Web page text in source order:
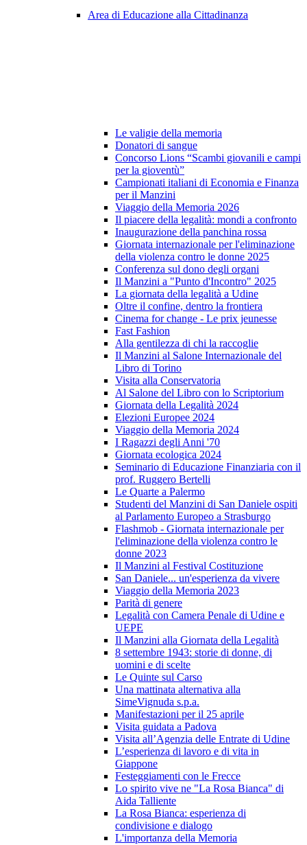
Area di Educazione alla Cittadinanza
Le valigie della memoria
Donatori di sangue
Concorso Lions “Scambi giovanili e campi
per la gioventù”
Campionati italiani di Economia e Finanza
per il Manzini
Viaggio della Memoria 2026
Il piacere della legalità: mondi a confronto
Inaugurazione della panchina rossa
Giornata internazionale per l'eliminazione
della violenza contro le donne 2025
Conferenza sul dono degli organi
Il Manzini a "Punto d'Incontro" 2025
La giornata della legalità a Udine
Oltre il confine, dentro la frontiera
Cinema for change - Le prix jeunesse
Fast Fashion
Alla gentilezza di chi la raccoglie
Il Manzini al Salone Internazionale del
Libro di Torino
Visita alla Conservatoria
Al Salone del Libro con lo Scriptorium
Giornata della Legalità 2024
Elezioni Europee 2024
Viaggio della Memoria 2024
I Ragazzi degli Anni '70
Giornata ecologica 2024
Seminario di Educazione Finanziaria con il
prof. Ruggero Bertelli
Le Quarte a Palermo
Studenti del Manzini di San Daniele ospiti
al Parlamento Europeo a Strasburgo
Flashmob - Giornata internazionale per
l'eliminazione della violenza contro le
donne 2023
Il Manzini al Festival Costituzione
San Daniele... un'esperienza da vivere
Viaggio della Memoria 2023
Parità di genere
Legalità con Camera Penale di Udine e
UEPE
Il Manzini alla Giornata della Legalità
8 settembre 1943: storie di donne, di
uomini e di scelte
Le Quinte sul Carso
Una mattinata alternativa alla
SimeVignuda s.p.a.
Manifestazioni per il 25 aprile
Visita guidata a Padova
Visita all’Agenzia delle Entrate di Udine
L’esperienza di lavoro e di vita in
Giappone
Festeggiamenti con le Frecce
Lo spirito vive ne "La Rosa Bianca" di
Aida Talliente
La Rosa Bianca: esperienza di
condivisione e dialogo
L'importanza della Memoria